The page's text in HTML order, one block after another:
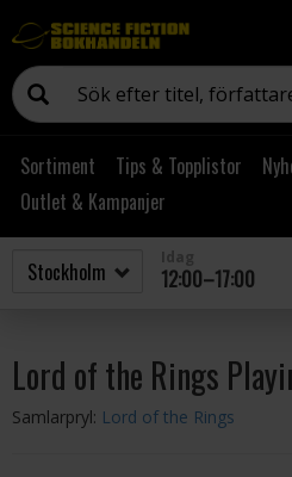
Sortiment Tips & Topplistor
Outlet & Kampanjer
12:00–17:00
Lord of the Rings
Samlarpryl: Lord of the Rings